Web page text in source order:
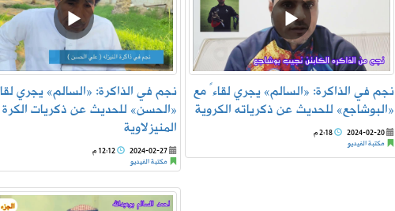
نجم في الذاكرة: «السالم» يجري
«الحسن» للحديث عن ذكريات الكرة
المنيزلاوية
2024-02-27
12:12 م
مكتبة الفيديو
نجم في الذاكرة: «السالم» يجري لقاءً مع
«البوشاجع» للحديث عن ذكرياته الكروية
2024-02-20
2:18 م
مكتبة الفيديو